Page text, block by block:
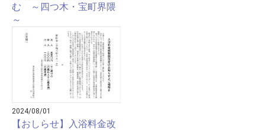
む ～四つ木・宝町界隈
～
2024/08/01
【おしらせ】入浴料金改